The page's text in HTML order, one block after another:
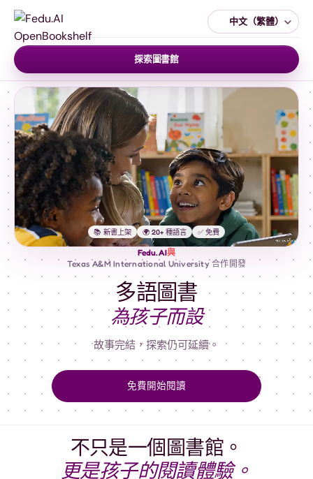
中文（繁體）
探索圖書館
Fedu.AI與
Texas A&M International University 合作開發
多語圖書
為孩子而設
故事完結，探索仍可延續。
免費開始閱讀
📚 新書上架 🌍 20+ 種語言 ✅ 免費
不只是一個圖書館。
更是孩子的閱讀體驗。